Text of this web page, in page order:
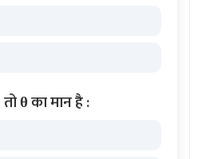
θ का मान है :